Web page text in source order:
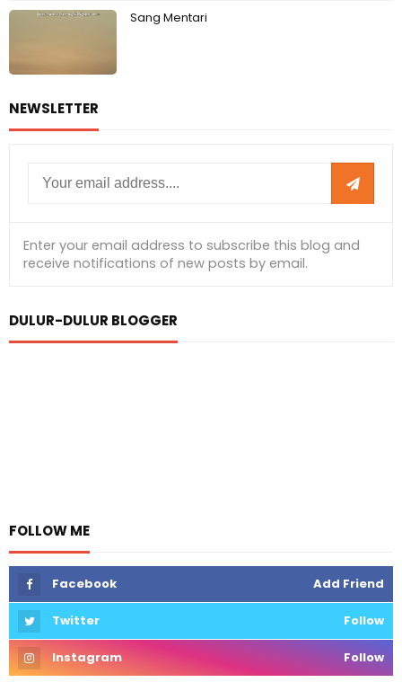
Sang Mentari
NEWSLETTER
DULUR-DULUR BLOGGER
FOLLOW ME
Facebook Add Friend
Twitter Follow
Instagram Follow